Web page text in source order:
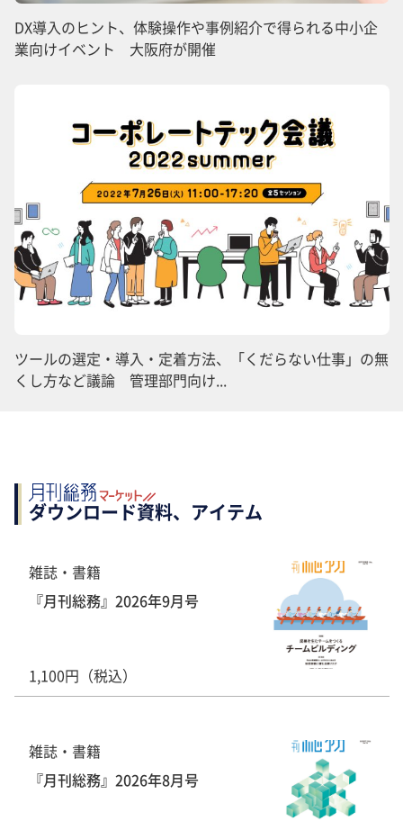
DX導入のヒント、体験操作や事例紹介で得られる中小企
業向けイベント 大阪府が開催
ツールの選定・導入・定着方法、「くだらない仕事」の無
くし方など議論 管理部門向け...
ダウンロード資料、アイテム
雑誌・書籍
『月刊総務』2026年9月号
1,100円（税込）
雑誌・書籍
『月刊総務』2026年8月号